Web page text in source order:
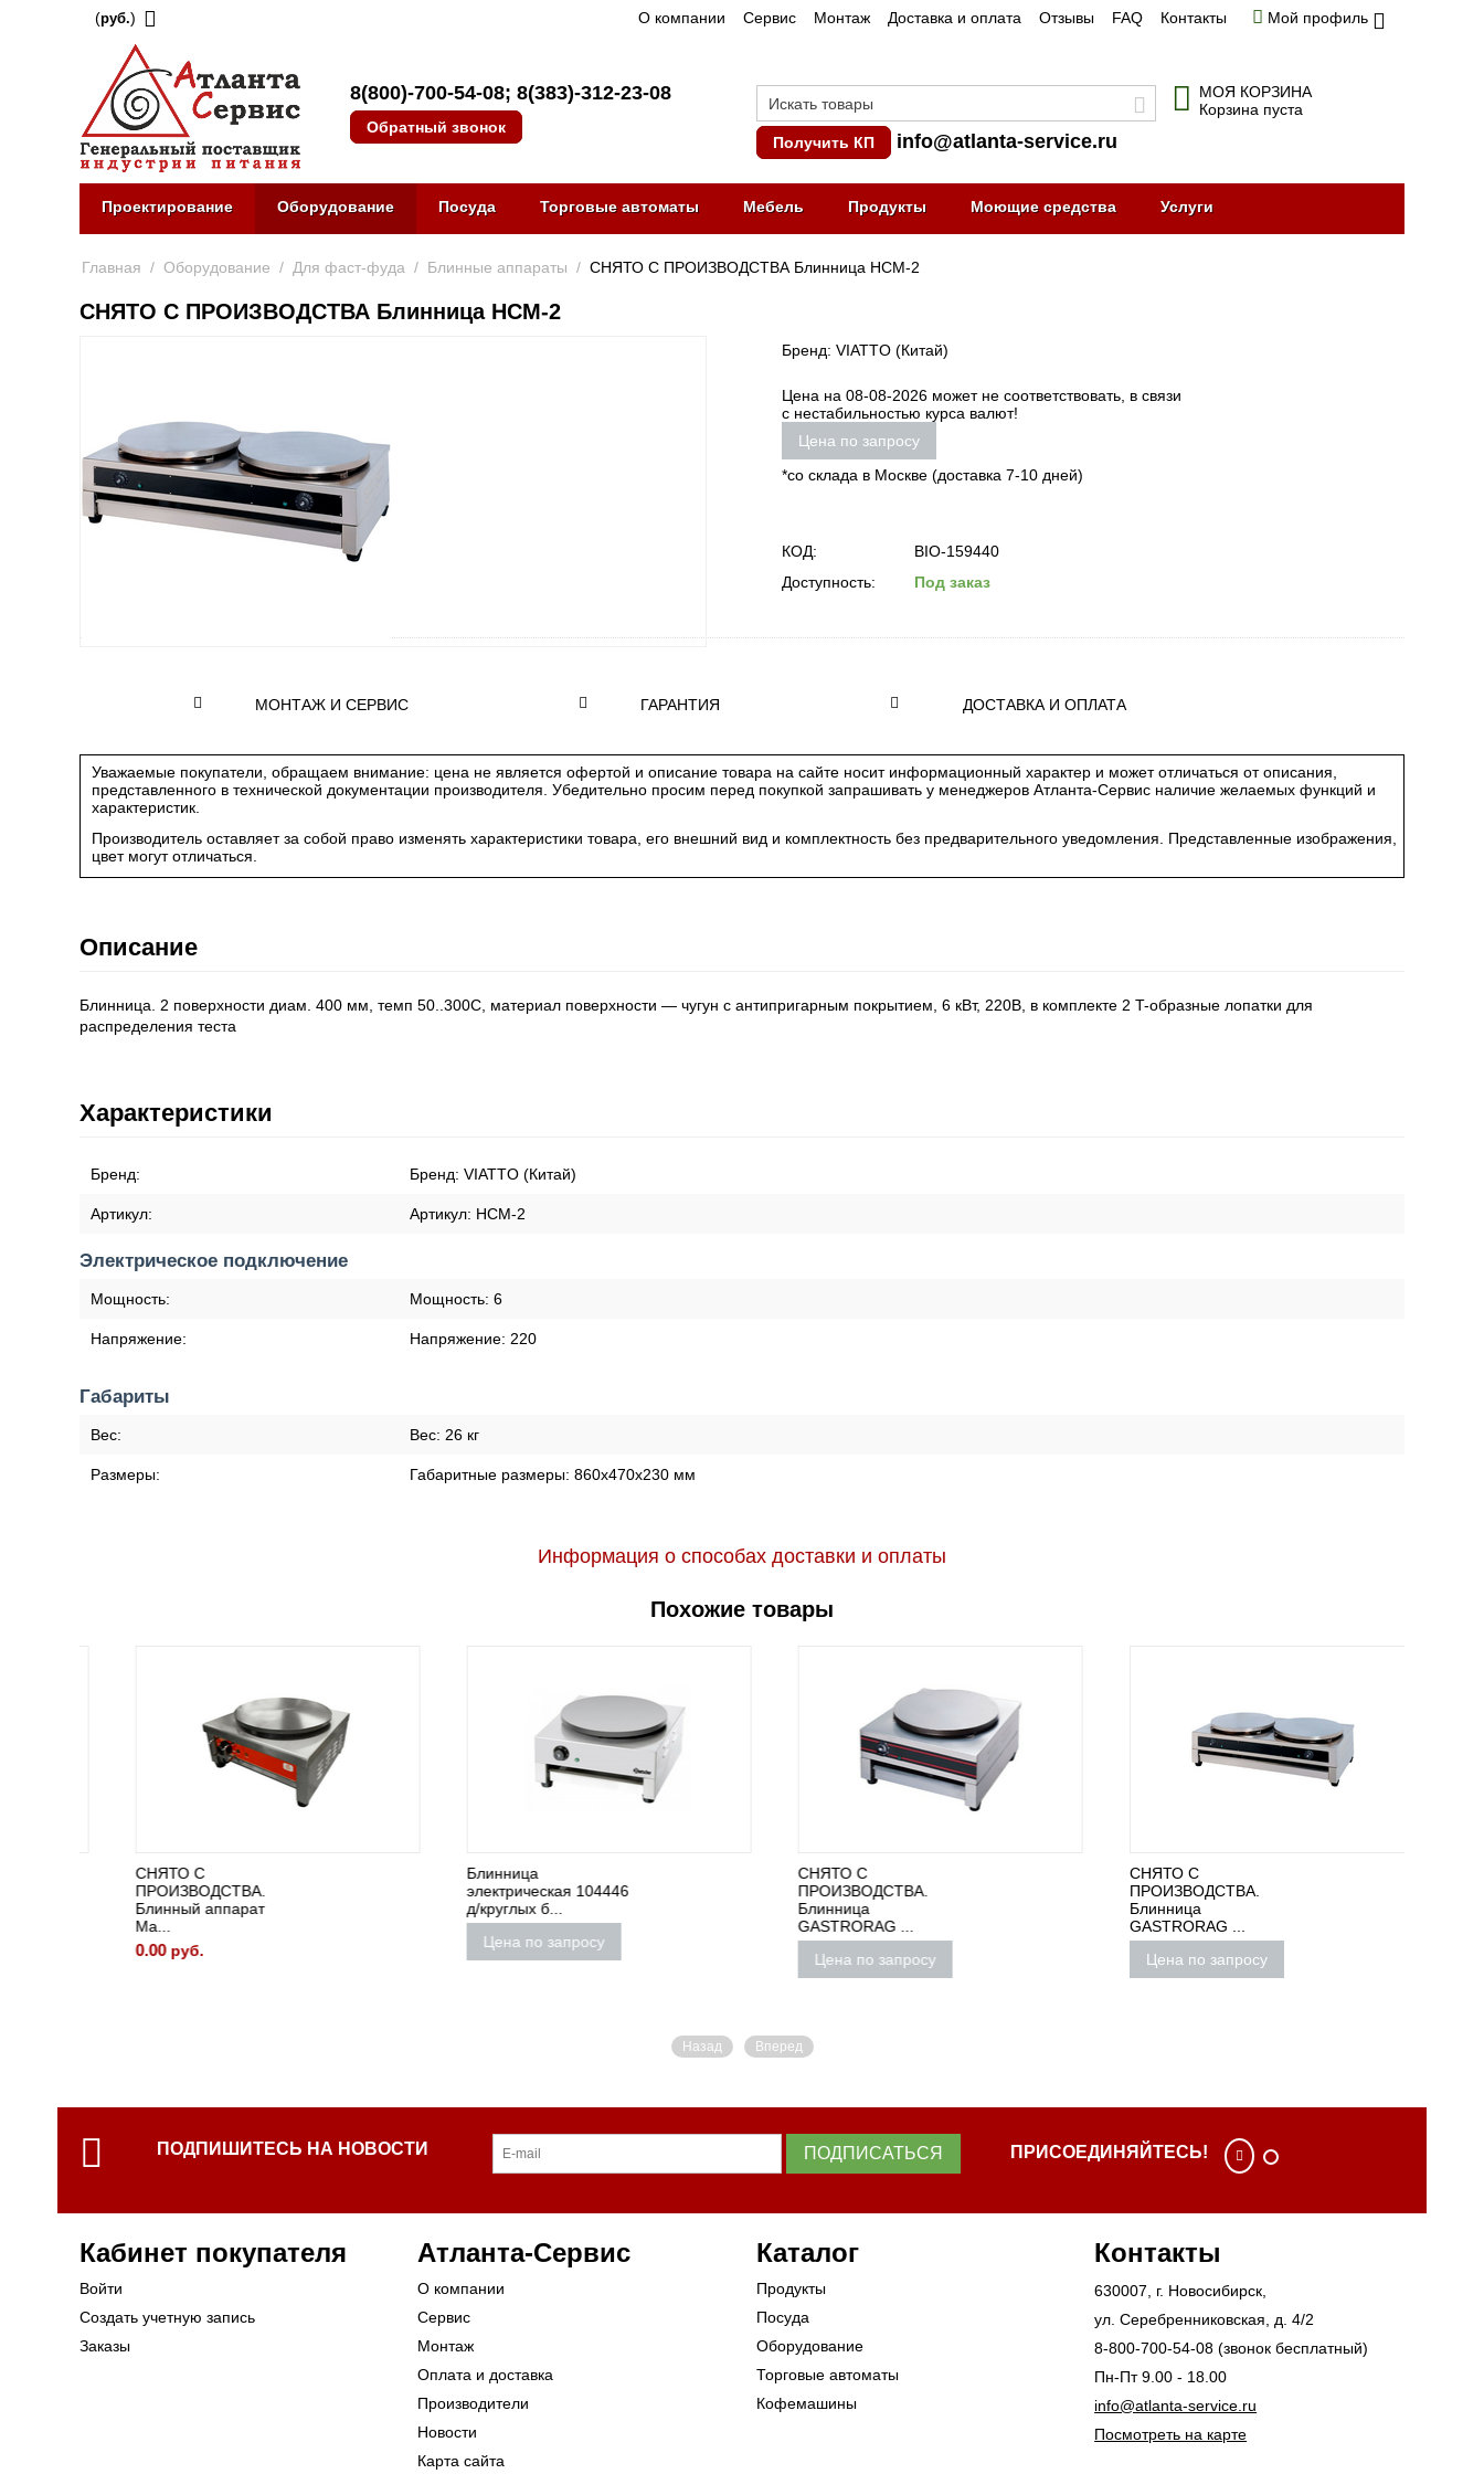
(руб.) О компании Сервис Монтаж Доставка и оплата Отзывы FAQ Контакты Мой профиль
8(800)-700-54-08; 8(383)-312-23-08
Обратный звонок
Получить КП
info@atlanta-service.ru
МОЯ КОРЗИНА
Корзина пуста
Проектирование Оборудование Посуда Торговые автоматы Мебель Продукты Моющие средства Услуги
Главная / Оборудование / Для фаст-фуда / Блинные аппараты / СНЯТО С ПРОИЗВОДСТВА Блинница HCM-2
СНЯТО С ПРОИЗВОДСТВА Блинница HCM-2
Бренд: VIATTO (Китай)
Цена на 08-08-2026 может не соответствовать, в связи
с нестабильностью курса валют!
Цена по запросу
*со склада в Москве (доставка 7-10 дней)
КОД:
BIO-159440
Доступность:
Под заказ
МОНТАЖ И СЕРВИС ГАРАНТИЯ ДОСТАВКА И ОПЛАТА
Уважаемые покупатели, обращаем внимание: цена не является офертой и описание товара на сайте носит информационный характер и может отличаться от описания,
представленного в технической документации производителя. Убедительно просим перед покупкой запрашивать у менеджеров Атланта-Сервис наличие желаемых функций и
характеристик.
Производитель оставляет за собой право изменять характеристики товара, его внешний вид и комплектность без предварительного уведомления. Представленные изображения,
цвет могут отличаться.
Описание
Блинница. 2 поверхности диам. 400 мм, темп 50..300С, материал поверхности — чугун с антипригарным покрытием, 6 кВт, 220В, в комплекте 2 T-образные лопатки для
распределения теста
Характеристики
Бренд: Бренд: VIATTO (Китай)
Артикул: Артикул: HCM-2
Электрическое подключение
Мощность: Мощность: 6
Напряжение: Напряжение: 220
Габариты
Вес: Вес: 26 кг
Размеры: Габаритные размеры: 860x470x230 мм
Информация о способах доставки и оплаты
Похожие товары
СНЯТО С
ПРОИЗВОДСТВА.
Блинный аппарат
Ма...
руб.
Блинница
электрическая 104446
д/круглых б...
Цена по запросу
СНЯТО С
ПРОИЗВОДСТВА.
Блинница
GASTRORAG ...
Цена по запросу
СНЯТО С
ПРОИЗВОДСТВА.
Блинница
GASTRORAG ...
Цена по запросу
Назад Вперед
ПОДПИШИТЕСЬ НА НОВОСТИ ПОДПИСАТЬСЯ ПРИСОЕДИНЯЙТЕСЬ!
Кабинет покупателя
Войти
Создать учетную запись
Заказы
Атланта-Сервис
О компании
Сервис
Монтаж
Оплата и доставка
Производители
Новости
Карта сайта
Каталог
Продукты
Посуда
Оборудование
Торговые автоматы
Кофемашины
Контакты
630007 , г. Новосибирск
ул. Серебренниковская, д. 4/2
8-800-700-54-08 (звонок бесплатный)
Пн-Пт 9.00 - 18.00
info@atlanta-service.ru
Посмотреть на карте